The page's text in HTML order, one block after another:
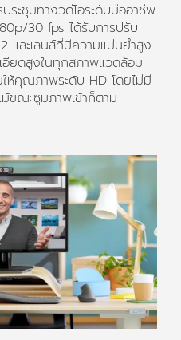
ะชุมทางวิดีโอระดับมืออาชีพ
30 fps ได้รับการปรับ
ละเลนส์ที่มีความแม่นยำสูง
ยดสูงในทุกสภาพแวดล้อม
ให้คุณภาพระดับ HD โดยไม่มี
ขณะซูมภาพเข้าก็ตาม